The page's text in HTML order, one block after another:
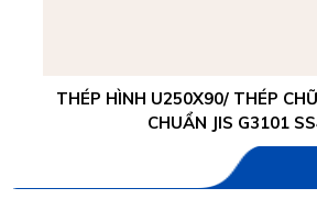
THÉP HÌNH U250X90/ THÉP
CHUẨN JIS G3101